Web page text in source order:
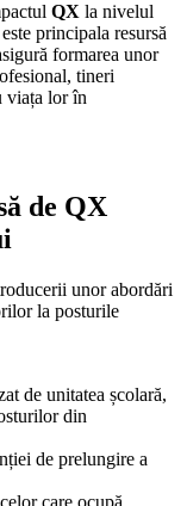
QX la nivelul
principala resursă
formarea unor
tineri
viața lor în
de QX
unor abordări
la posturile
de unitatea școlară,
din
de prelungire a